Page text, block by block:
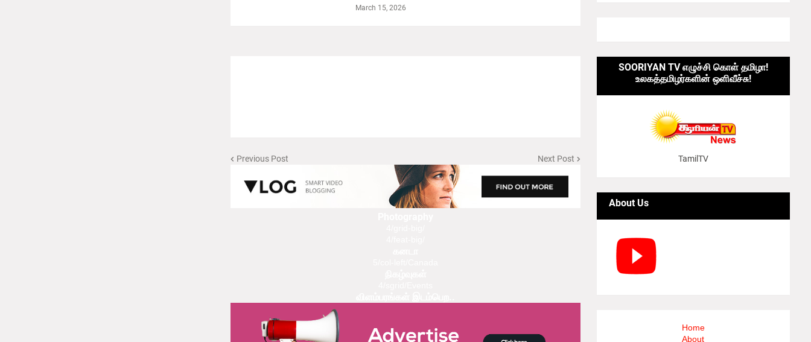
March 15, 2026
Previous Post Next Post
SOORIYAN TV எழுச்சி கொள் தமிழா!
உலகத்தமிழர்களின் ஒளிவீச்சு!
TamilTV
About Us
Home
About